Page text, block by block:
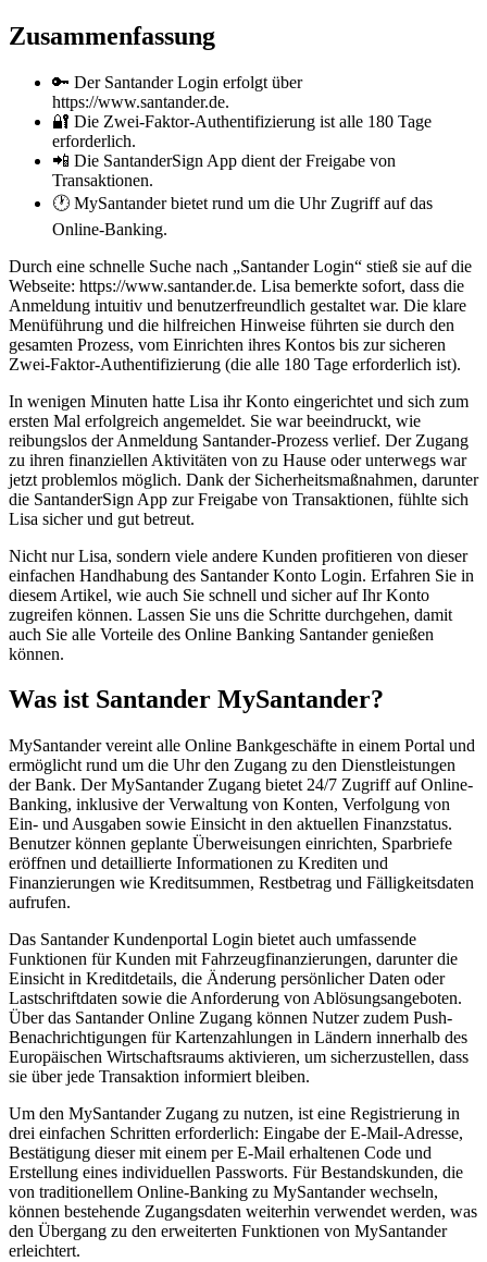
Zusammenfassung
🔑 Der Santander Login erfolgt über
https://www.santander.de.
🔐 Die Zwei-Faktor-Authentifizierung ist alle 180 Tage
erforderlich.
📲 Die SantanderSign App dient der Freigabe von
Transaktionen.
🕐 MySantander bietet rund um die Uhr Zugriff auf das
Online-Banking.
Durch eine schnelle Suche nach „Santander Login“ stieß sie auf die
Webseite: https://www.santander.de. Lisa bemerkte sofort, dass die
Anmeldung intuitiv und benutzerfreundlich gestaltet war. Die klare
Menüführung und die hilfreichen Hinweise führten sie durch den
gesamten Prozess, vom Einrichten ihres Kontos bis zur sicheren
Zwei-Faktor-Authentifizierung (die alle 180 Tage erforderlich ist).
In wenigen Minuten hatte Lisa ihr Konto eingerichtet und sich zum
ersten Mal erfolgreich angemeldet. Sie war beeindruckt, wie
reibungslos der Anmeldung Santander-Prozess verlief. Der Zugang
zu ihren finanziellen Aktivitäten von zu Hause oder unterwegs war
jetzt problemlos möglich. Dank der Sicherheitsmaßnahmen, darunter
die SantanderSign App zur Freigabe von Transaktionen, fühlte sich
Lisa sicher und gut betreut.
Nicht nur Lisa, sondern viele andere Kunden profitieren von dieser
einfachen Handhabung des Santander Konto Login. Erfahren Sie in
diesem Artikel, wie auch Sie schnell und sicher auf Ihr Konto
zugreifen können. Lassen Sie uns die Schritte durchgehen, damit
auch Sie alle Vorteile des Online Banking Santander genießen
können.
Was ist Santander MySantander?
MySantander vereint alle Online Bankgeschäfte in einem Portal und
ermöglicht rund um die Uhr den Zugang zu den Dienstleistungen
der Bank. Der MySantander Zugang bietet 24/7 Zugriff auf Online-
Banking, inklusive der Verwaltung von Konten, Verfolgung von
Ein- und Ausgaben sowie Einsicht in den aktuellen Finanzstatus.
Benutzer können geplante Überweisungen einrichten, Sparbriefe
eröffnen und detaillierte Informationen zu Krediten und
Finanzierungen wie Kreditsummen, Restbetrag und Fälligkeitsdaten
aufrufen.
Das Santander Kundenportal Login bietet auch umfassende
Funktionen für Kunden mit Fahrzeugfinanzierungen, darunter die
Einsicht in Kreditdetails, die Änderung persönlicher Daten oder
Lastschriftdaten sowie die Anforderung von Ablösungsangeboten.
Über das Santander Online Zugang können Nutzer zudem Push-
Benachrichtigungen für Kartenzahlungen in Ländern innerhalb des
Europäischen Wirtschaftsraums aktivieren, um sicherzustellen, dass
sie über jede Transaktion informiert bleiben.
Um den MySantander Zugang zu nutzen, ist eine Registrierung in
drei einfachen Schritten erforderlich: Eingabe der E-Mail-Adresse,
Bestätigung dieser mit einem per E-Mail erhaltenen Code und
Erstellung eines individuellen Passworts. Für Bestandskunden, die
von traditionellem Online-Banking zu MySantander wechseln,
können bestehende Zugangsdaten weiterhin verwendet werden, was
den Übergang zu den erweiterten Funktionen von MySantander
erleichtert.